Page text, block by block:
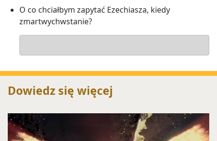
O co chciałbym zapytać Ezechiasza, kiedy
zmartwychwstanie?
Dowiedz się więcej